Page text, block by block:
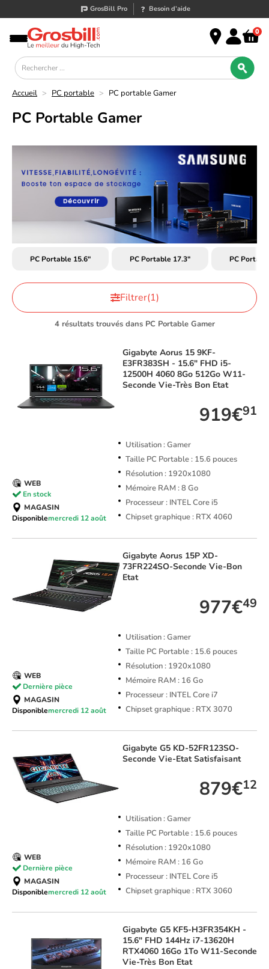
GrosBill Pro Besoin d’aide
0
Accueil > PC portable > PC portable Gamer
PC Portable Gamer
PC Portable 15.6" PC Portable 17.3" PC
4 résultats trouvés dans PC Portable Gamer
Filtrer(1)
Gigabyte Aorus 15 9KF-
E3FR383SH - 15.6" FHD i5-
12500H 4060 8Go 512Go W11-
Seconde Vie-Très Bon Etat
919€91
Utilisation : Gamer
Taille PC Portable : 15.6 pouces
Résolution : 1920x1080
Mémoire RAM : 8 Go
Processeur : INTEL Core i5
Chipset graphique : RTX 4060
WEB
En stock
MAGASIN
Disponiblemercredi 12 août
Gigabyte Aorus 15P XD-
73FR224SO-Seconde Vie-Bon
Etat
977€49
Utilisation : Gamer
Taille PC Portable : 15.6 pouces
Résolution : 1920x1080
Mémoire RAM : 16 Go
Processeur : INTEL Core i7
Chipset graphique : RTX 3070
WEB
Dernière pièce
MAGASIN
Disponiblemercredi 12 août
Gigabyte G5 KD-52FR123SO-
Seconde Vie-Etat Satisfaisant
879€12
Utilisation : Gamer
Taille PC Portable : 15.6 pouces
Résolution : 1920x1080
Mémoire RAM : 16 Go
Processeur : INTEL Core i5
Chipset graphique : RTX 3060
WEB
Dernière pièce
MAGASIN
Disponiblemercredi 12 août
Gigabyte G5 KF5-H3FR354KH -
15.6" FHD 144Hz i7-13620H
RTX4060 16Go 1To W11-Seconde
Vie-Très Bon Etat